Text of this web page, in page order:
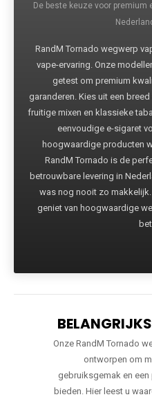
De beste keuze voor premium
RandM Tornado wegwerp
vape-ervaring. Onze
getest om premium
garanderen. Kies uit een
fruitige mixen en klassieke
eenvoudige e-sigaret
hoogwaardige producten
RandM Tornado is de
betrouwbare levering in
was nog nooit zo
geniet van hoogwaardige
Onze RandM Tornado
ontworpen om
gebruiksgemak en
bieden. Hier leest u